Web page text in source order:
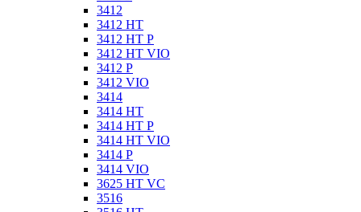
3412
3412 HT
3412 HT P
3412 HT VIO
3412 P
3412 VIO
3414
3414 HT
3414 HT P
3414 HT VIO
3414 P
3414 VIO
3625 HT VC
3516